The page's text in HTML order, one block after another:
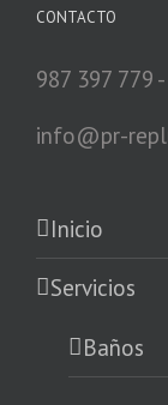
CONTACTO
987 397 779
info@pr-
Inicio
Servicios
Baños